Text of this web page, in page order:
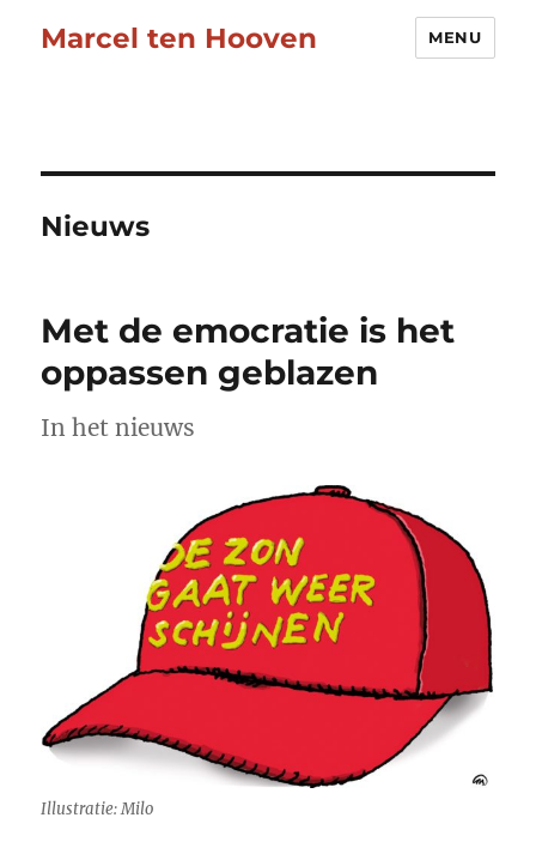
Marcel ten Hooven MENU
Nieuws
Met de emocratie is het
oppassen geblazen
In het nieuws
Illustratie: Milo